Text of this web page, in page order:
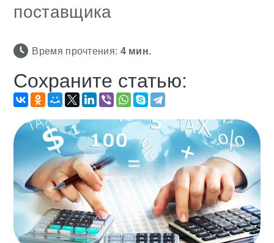
поставщика
Время прочтения: 4мин.
Сохраните статью: